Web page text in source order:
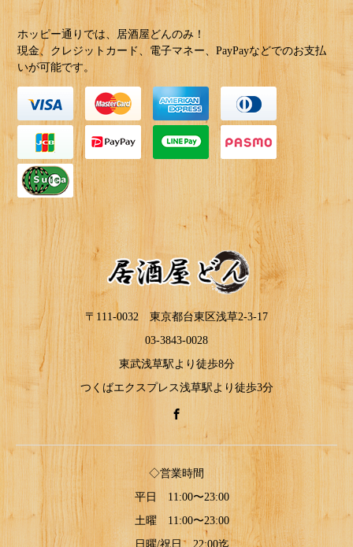
ホッピー通りでは、居酒屋どんのみ！
現金、クレジットカード、電子マネー、PayPayなどでのお支払
いが可能です。
〒111-0032 東京都台東区浅草2-3-17
03-3843-0028
東武浅草駅より徒歩8分
つくばエクスプレス浅草駅より徒歩3分
◇営業時間
平日 11:00〜23:00
土曜 11:00〜23:00
日曜/祝日 22:00迄